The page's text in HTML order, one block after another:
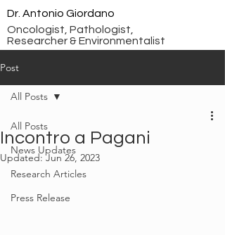
Dr. Antonio Giordano
Oncologist, Pathologist,
Researcher & Environmentalist
Post
All Posts
News Updates
Research Articles
Press Release
All Posts
Incontro a Pagani
Updated: Jun 26, 2023